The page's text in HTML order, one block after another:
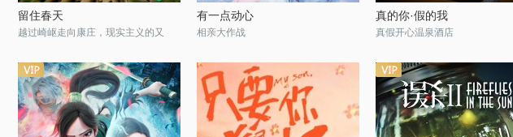
留住春天
越过崎岖走向康庄，现实主义的又
有一点动心
相亲大作战
真的你·假的我
真假开心温泉酒店